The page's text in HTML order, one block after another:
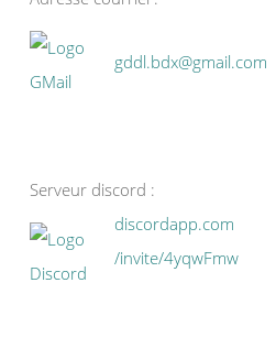
gddl.bdx@gmail.com
Serveur discord :
discordapp.com
/invite/4yqwFmw